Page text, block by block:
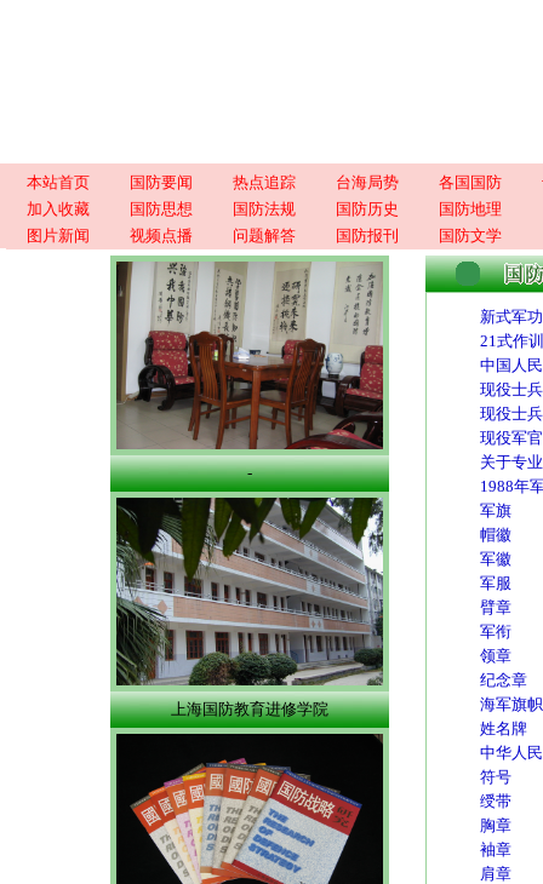
本站首页 国防要闻 热点追踪 台海局势 各国国防
加入收藏
国防思想 国防法规 国防历史 国防地理
图片新闻
视频点播 问题解答 国防报刊 国防文学
-
上海国防教育进修学院
新式军
21式作
中国人
现役士
现役士
现役军
关于专
1988年
军旗
帽徽
军徽
军服
臂章
军衔
领章
纪念章
海军旗帜
姓名牌
中华人
符号
绶带
胸章
袖章
肩章